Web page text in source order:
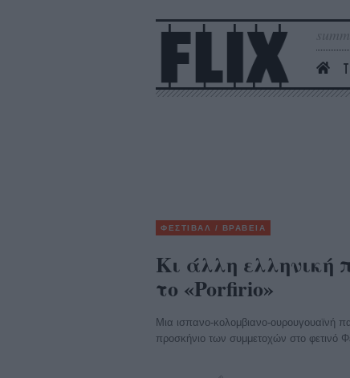
ΦΕΣΤΙΒΑΛ / ΒΡΑΒΕΙΑ
Κι άλλη ελληνική
το «Porfirio»
Μια ισπανο-κολομβιανο-ουρουγουαϊνή
προσκήνιο των συμμετοχών στο φετινό